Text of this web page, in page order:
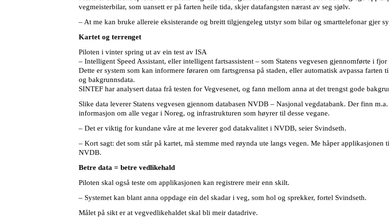
vegmeisterbilar, som uansett er på farten heile tida, skjer datafangsten nærast av seg sjølv.
– At me kan bruke allereie eksisterande og breitt tilgjengeleg utstyr som bilar og ­smarttelefonar gjer
Kartet og terrenget
Piloten i vinter spring ut av ein test av ISA
– Intelligent Speed Assistant, eller intelligent fartsassistent – som Statens vegvesen gjennomførte i
Dette er system som kan informere føraren om fartsgrensa på staden, eller automatisk avpassa
og bakgrunnsdata.
SINTEF har analysert dataa frå testen for Vegvesenet, og fann mellom anna at det trengst gode
Slike data leverer Statens vegvesen gjennom databasen NVDB – Nasjonal vegdatabank. Der finn
informasjon om alle vegar i Noreg, og infrastrukturen som høyrer til desse vegane.
– Det er viktig for kundane våre at me leverer god datakvalitet i NVDB, seier Svindseth.
– Kort sagt: det som står på kartet, må stemme med røynda ute langs vegen. Me håper
NVDB.
Betre data = betre vedlikehald
Piloten skal også teste om applikasjonen kan registrere meir enn skilt.
– Systemet kan blant anna oppdage ein del skadar i veg, som hol og sprekker, fortel Svindseth.
Målet på sikt er at vegvedlikehaldet skal bli meir datadrive.